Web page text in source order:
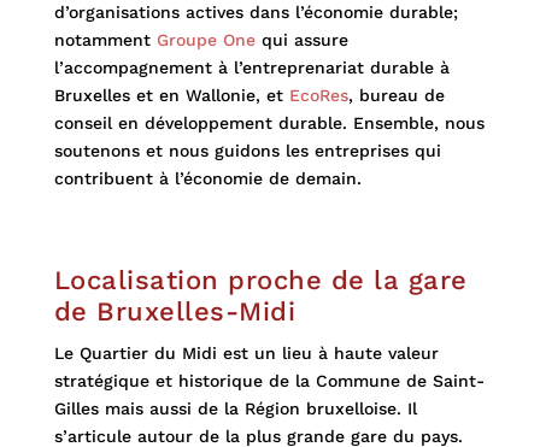
d’organisations actives dans l’économie durable;
notamment Groupe One qui assure
l’accompagnement à l’entreprenariat durable à
Bruxelles et en Wallonie, et EcoRes, bureau de
conseil en développement durable. Ensemble, nous
soutenons et nous guidons les entreprises qui
contribuent à l’économie de demain.
Localisation proche de la gare
de Bruxelles-Midi
Le Quartier du Midi est un lieu à haute valeur
stratégique et historique de la Commune de Saint-
Gilles mais aussi de la Région bruxelloise. Il
s’articule autour de la plus grande gare du pays.